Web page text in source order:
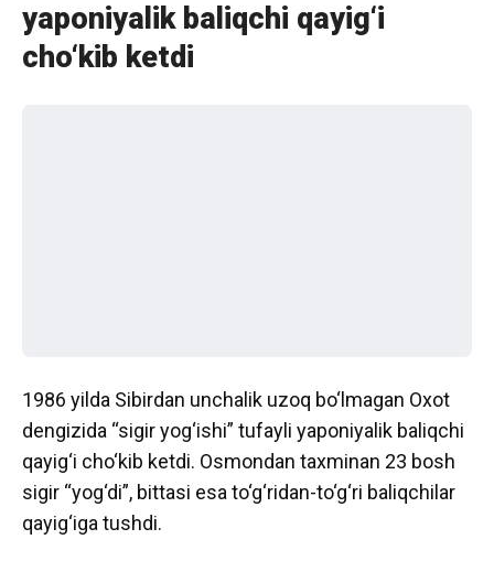
yaponiyalik baliqchi qayig‘i
cho‘kib ketdi
1986 yilda Sibirdan unchalik uzoq bo‘lmagan Oxot
dengizida “sigir yog‘ishi” tufayli yaponiyalik baliqchi
qayig‘i cho‘kib ketdi. Osmondan taxminan 23 bosh
sigir “yog‘di”, bittasi esa to‘g‘ridan-to‘g‘ri baliqchilar
qayig‘iga tushdi.